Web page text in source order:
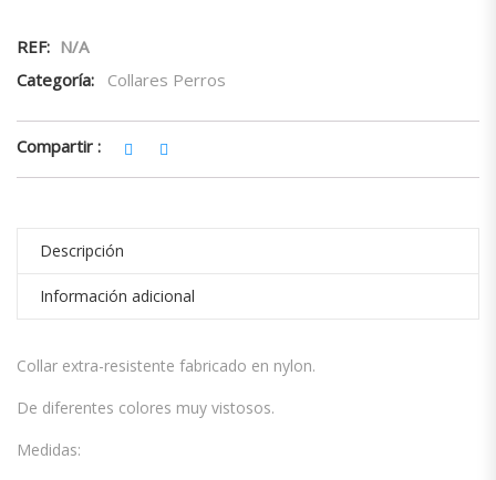
REF: N/A
Categoría:
Collares Perros
Compartir :
Descripción
Información adicional
Collar extra-resistente fabricado en nylon.
De diferentes colores muy vistosos.
Medidas: